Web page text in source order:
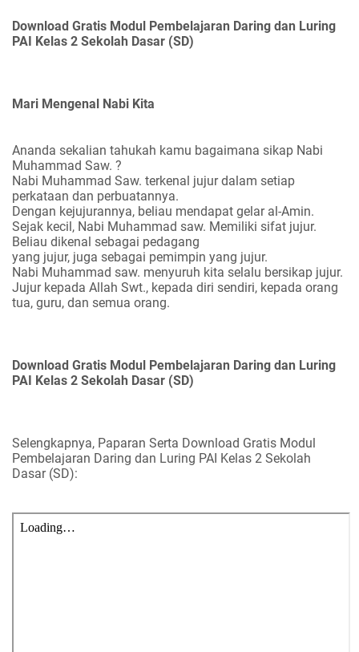
Download Gratis Modul Pembelajaran Daring dan Luring
PAI Kelas 2 Sekolah Dasar (SD)
Mari Mengenal Nabi Kita
Ananda sekalian tahukah kamu bagaimana sikap Nabi
Muhammad Saw. ?
Nabi Muhammad Saw. terkenal jujur dalam setiap
perkataan dan perbuatannya.
Dengan kejujurannya, beliau mendapat gelar al-Amin.
Sejak kecil, Nabi Muhammad saw. Memiliki sifat jujur.
Beliau dikenal sebagai pedagang
yang jujur, juga sebagai pemimpin yang jujur.
Nabi Muhammad saw. menyuruh kita selalu bersikap jujur.
Jujur kepada Allah Swt., kepada diri sendiri, kepada orang
tua, guru, dan semua orang.
Download Gratis Modul Pembelajaran Daring dan Luring
PAI Kelas 2 Sekolah Dasar (SD)
Selengkapnya, Paparan Serta Download Gratis Modul
Pembelajaran Daring dan Luring PAI Kelas 2 Sekolah
Dasar (SD):